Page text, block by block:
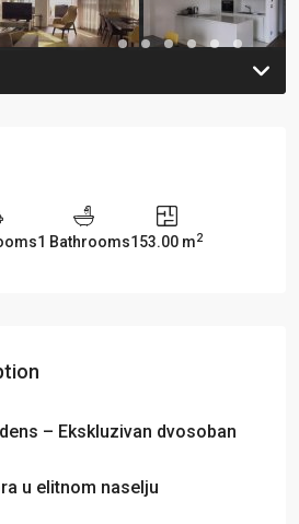
1 Bathrooms153.00 m2
– Ekskluzivan dvosoban
u elitnom naselju